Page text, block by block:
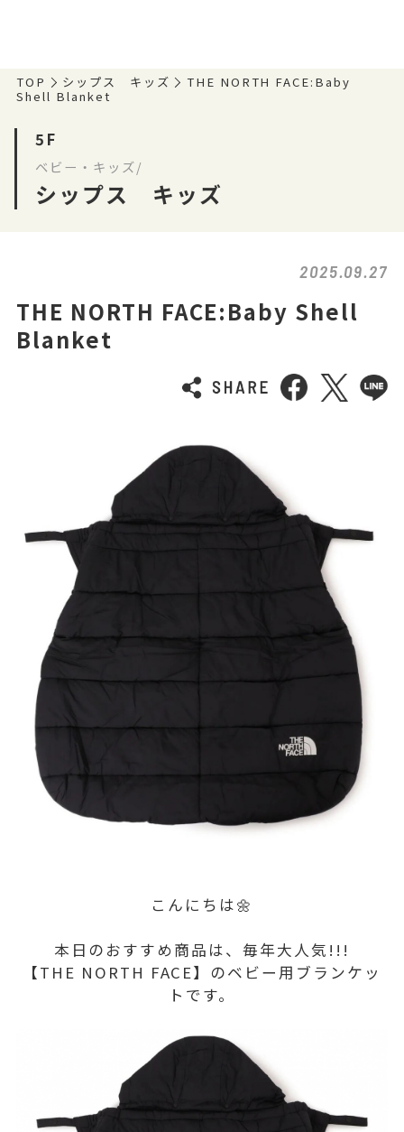
TOP シップス キッズ
THE NORTH FACE:Baby
Shell Blanket
5F
ベビー・キッズ/
シップス キッズ
2025.09.27
THE NORTH FACE:Baby Shell
Blanket
こんにちは🌼
本日のおすすめ商品は、毎年大人気!!!
【THE NORTH FACE】のベビー用ブランケッ
トです。